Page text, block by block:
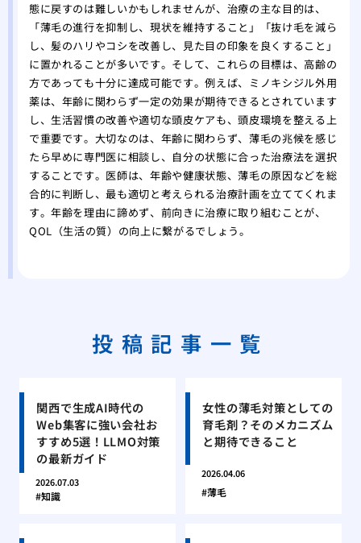
リ
版
専
態に戻すのは難しいかもしれませんが、治療の主な目的は、
「薄毛の進行を抑制し、現状を維持すること」「抜け毛を減ら
し、髪のハリやコシを改善し、見た目の印象を良くすること」
に置かれることが多いです。そして、これらの目標は、高齢の
方であっても十分に達成可能です。例えば、ミノキシジル外用
薬は、年齢に関わらず一定の効果が期待できるとされています
し、生活習慣の改善や適切な頭皮ケアも、頭皮環境を整える上
で重要です。大切なのは、年齢に関わらず、薄毛の兆候を感じ
たら早めに専門医に相談し、自分の状態に合った治療法を選択
することです。医師は、年齢や健康状態、薄毛の原因などを総
合的に判断し、最も適切と考えられる治療計画を立ててくれま
す。年齢を理由に諦めず、前向きに治療に取り組むことが、
QOL（生活の質）の向上に繋がるでしょう。
投稿記事一覧
関西で生成AI時代の
Web集客に強い会社お
すすめ5選！LLMO対策
の最新ガイド
2026.07.03
知識
女性の薄毛対策としての
育毛剤？そのメカニズム
と期待できること
2026.04.06
薄毛